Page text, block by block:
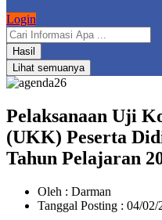
Login
Search
...Hasil
Lihat semuanya
Pelaksanaan Uji
(UKK) Peserta
Tahun Pelajaran
Oleh : Darman
Tanggal Posting : 04/02/